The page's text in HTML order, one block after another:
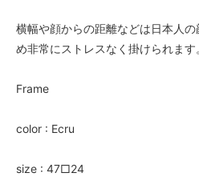
横幅や顔からの距離などは日本人
め非常にストレスなく掛けられます
Frame
color : Ecru
size : 47□24